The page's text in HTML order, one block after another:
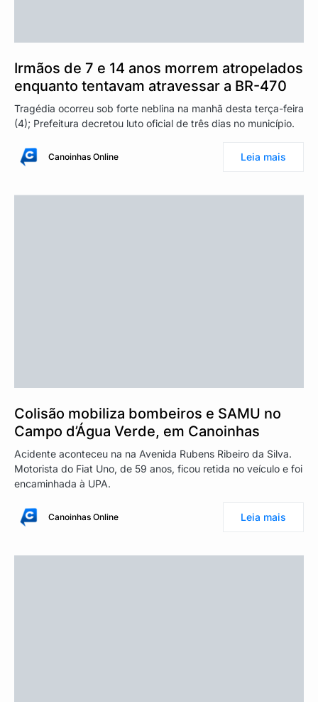
Irmãos de 7 e 14 anos morrem atropelados
enquanto tentavam atravessar a BR-470
Tragédia ocorreu sob forte neblina na manhã desta terça-feira
(4); Prefeitura decretou luto oficial de três dias no município.
Canoinhas Online Leia mais
Colisão mobiliza bombeiros e SAMU no
Campo d’Água Verde, em Canoinhas
Acidente aconteceu na na Avenida Rubens Ribeiro da Silva.
Motorista do Fiat Uno, de 59 anos, ficou retida no veículo e foi
encaminhada à UPA.
Canoinhas Online Leia mais